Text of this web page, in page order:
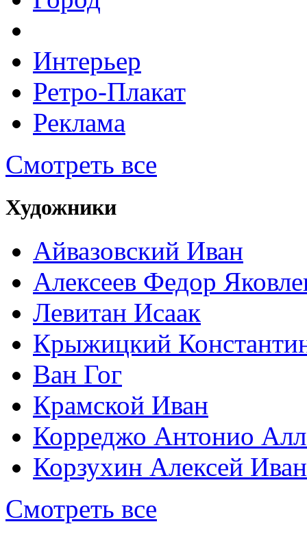
Интерьер
Ретро-Плакат
Реклама
Смотреть все
Художники
Айвазовский Иван
Алексеев Федор
Левитан Исаак
Крыжицкий
Ван Гог
Крамской Иван
Корреджо Антонио
Корзухин Алексей
Смотреть все